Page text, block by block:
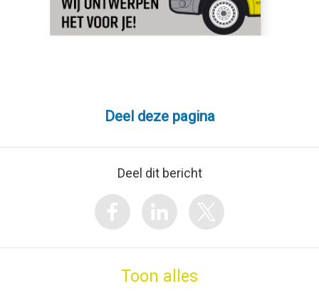
Deel deze pagina
Deel dit bericht
Toon alles